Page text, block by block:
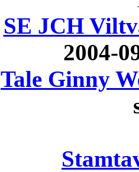
SE JCH
2004-
Tale Ginny